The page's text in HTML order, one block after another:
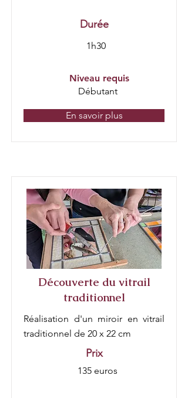
Durée
1h30
Niveau requis
Débutant
En savoir plus
Découverte du vitrail
traditionnel
Réalisation d'un miroir en vitrail
traditionnel de 20 x 22 cm
Prix
135 euros